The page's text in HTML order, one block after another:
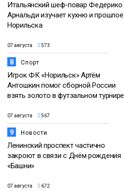
Итальянский шеф-повар Федерико
Арнальди изучает кухню и прошлое
Норильска
07 августа 573
8 Спорт
Игрок ФК «Норильск» Артём
Антошкин помог сборной России
взять золото в футзальном турнире
07 августа 567
9 Новости
Ленинский проспект частично
закроют в связи с Днём рождения
«Башни»
07 августа 672